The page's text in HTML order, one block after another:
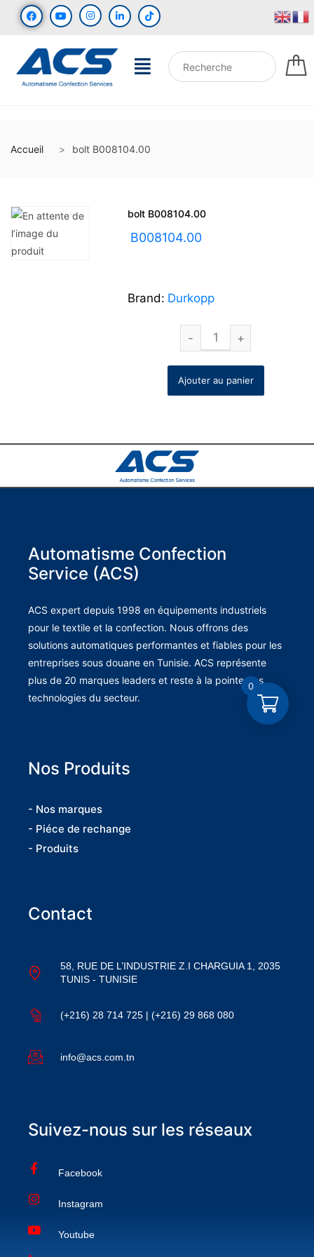
Accueil bolt B008104.00
bolt B008104.00
B008104.00
Brand: Durkopp
Ajouter au panier
Automatisme Confection
Service (ACS)
ACS expert depuis 1998 en équipements industriels
pour le textile et la confection. Nous offrons des
solutions automatiques performantes et fiables pour les
entreprises sous douane en Tunisie. ACS représente
plus de 20 marques leaders et reste à la pointe des
technologies du secteur.
Nos Produits
- Nos marques
- Piéce de rechange
- Produits
Contact
58, RUE DE L’INDUSTRIE Z.I CHARGUIA 1, 2035
TUNIS - TUNISIE
(+216) 28 714 725 | (+216) 29 868 080
info@acs.com.tn
Suivez-nous sur les réseaux
Facebook
Instagram
Youtube
0